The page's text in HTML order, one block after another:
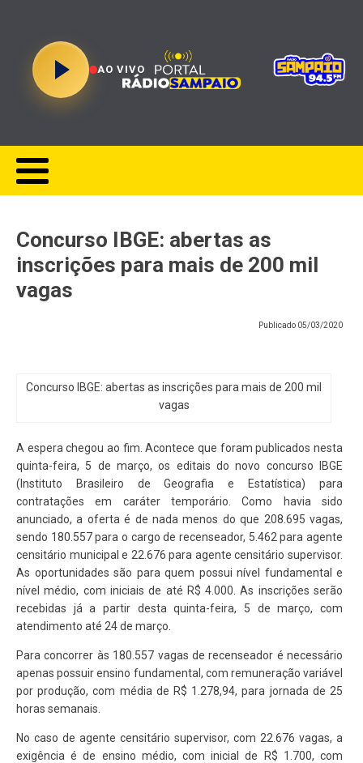
AO VIVO
Concurso IBGE: abertas as
inscrições para mais de 200 mil
vagas
Publicado 05/03/2020
Concurso IBGE: abertas as inscrições para mais de 200 mil
vagas
A espera chegou ao fim. Acontece que foram publicados nesta
quinta-feira, 5 de março, os editais do novo concurso IBGE
(Instituto Brasileiro de Geografia e Estatística) para
contratações em caráter temporário. Como havia sido
anunciado, a oferta é de nada menos do que 208.695 vagas,
sendo 180.557 para o cargo de recenseador, 5.462 para agente
censitário municipal e 22.676 para agente censitário supervisor.
As oportunidades são para quem possui nível fundamental e
nível médio, com iniciais de até R$ 4.000. As inscrições serão
recebidas já a partir desta quinta-feira, 5 de março, com
atendimento até 24 de março.
Para concorrer às 180.557 vagas de recenseador é necessário
apenas possuir ensino fundamental, com remuneração variável
por produção, com média de R$ 1.278,94, para jornada de 25
horas semanais.
No caso de agente censitário supervisor, com 22.676 vagas, a
exigência é de ensino médio, com inicial de R$ 1.700, com